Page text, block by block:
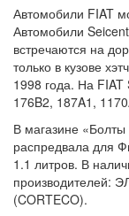
Автомобили FIAT
Автомобили
встречаются на
только в кузове
1998 года. На
176B2, 187A1,
В магазине «Болты
распредвала для
1.1 литров. В
производителей:
(CORTECO).